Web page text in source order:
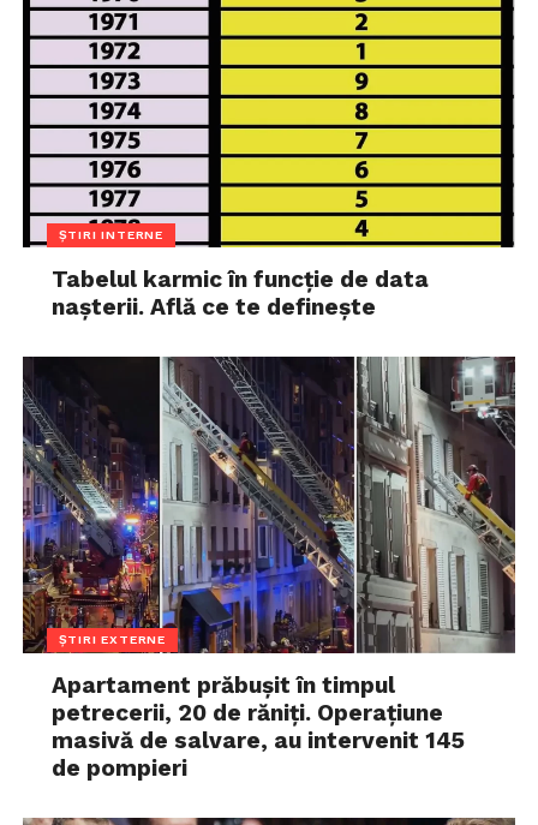
ȘTIRI INTERNE
Tabelul karmic în funcție de data
nașterii. Află ce te definește
ȘTIRI EXTERNE
Apartament prăbușit în timpul
petrecerii, 20 de răniți. Operațiune
masivă de salvare, au intervenit 145
de pompieri